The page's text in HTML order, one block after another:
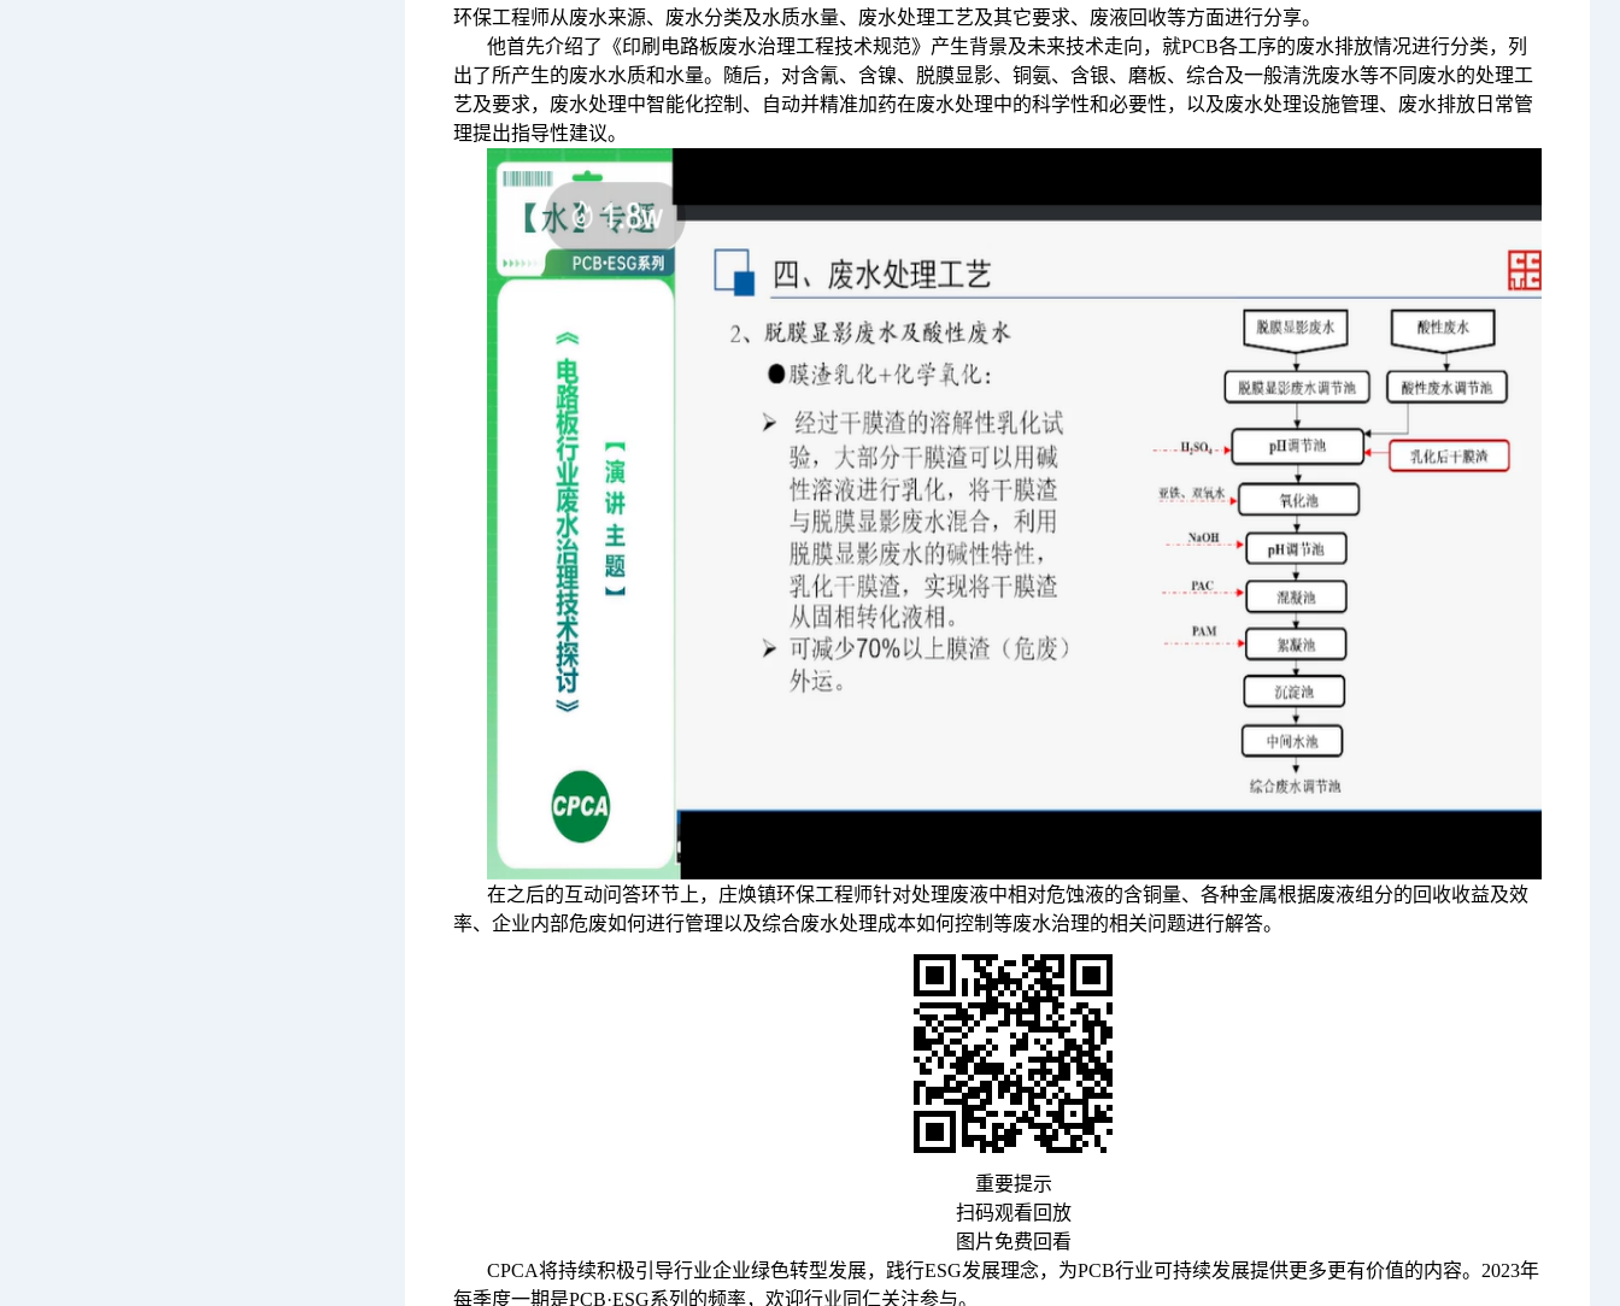
环保工程师从废水来源、废水分类及水质水量、废水处理工艺及其它要求、废液回收等方面进行分享。
他首先介绍了《印刷电路板废水治理工程技术规范》产生背景及未来技术走向，就PCB各工序的废水排放情况进行分类，列
出了所产生的废水水质和水量。随后，对含氰、含镍、脱膜显影、铜氨、含银、磨板、综合及一般清洗废水等不同废水的处理工
艺及要求，废水处理中智能化控制、自动并精准加药在废水处理中的科学性和必要性，以及废水处理设施管理、废水排放日常管
理提出指导性建议。
在之后的互动问答环节上，庄焕镇环保工程师针对处理废液中相对危蚀液的含铜量、各种金属根据废液组分的回收收益及效
率、企业内部危废如何进行管理以及综合废水处理成本如何控制等废水治理的相关问题进行解答。
重要提示
扫码观看回放
图片免费回看
CPCA将持续积极引导行业企业绿色转型发展，践行ESG发展理念，为PCB行业可持续发展提供更多更有价值的内容。2023年
每季度一期是PCB·ESG系列的频率，欢迎行业同仁关注参与。